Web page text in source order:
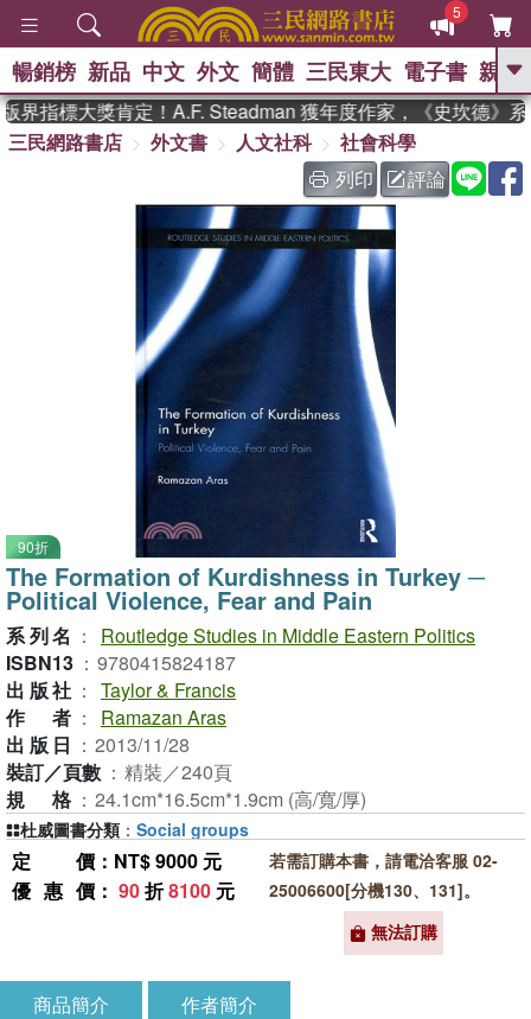
5
GO
熱搜： 東野圭吾 、 高希均教授回憶錄
The Odyssey 、 父親節 、 如果歷
史是一群喵 、 暑期推薦 、 國際布克
獎 臺灣漫遊錄
、 方念華
登輝時代 、 數學女孩：黎曼猜想
偉大的迷走神經
暢銷榜 新品 中文 外文 簡體 三民東大 電子書 親子
界指標大獎肯定！A.F. Steadman 獲年度作家，《史坎德》系
三民網路書店
外文書 人文社科
社會科學
列印
評論
90折
The Formation of Kurdishness in Turkey ─
Political Violence, Fear and Pain
系列名 ：
Routledge Studies in Middle Eastern Politics
ISBN13 ： 9780415824187
出版社 ： Taylor & Francis
作者 ：
Ramazan Aras
出版日 ： 2013/11/28
裝訂／頁數 ： 精裝／240頁
規格 ： 24.1cm*16.5cm*1.9cm (高/寬/厚)
定價 ：NT$ 9000 元
優惠價 ： 90折8100 元
若需訂購本書，請電洽客服 02-
25006600[分機130、131]。
無法訂購
杜威圖書分類 ： Social groups
商品簡介 作者簡介